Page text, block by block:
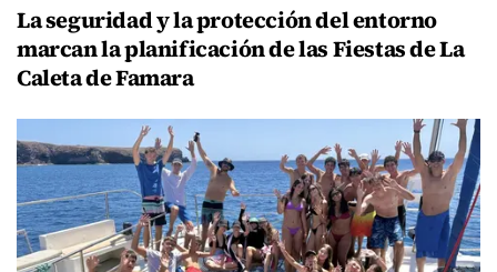
La seguridad y la protección del entorno
marcan la planificación de las Fiestas de La
Caleta de Famara